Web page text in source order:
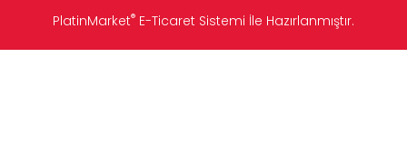
PlatinMarket® E-Ticaret Sistemi İle Hazırlanmıştır.